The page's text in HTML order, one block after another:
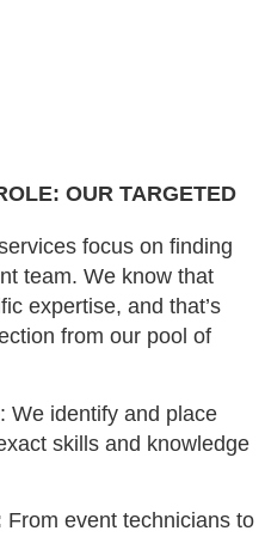
OUR TARGETED
focus on finding
team. We know that
expertise, and that’s
from our pool of
: We identify and place
skills and knowledge
From event technicians to